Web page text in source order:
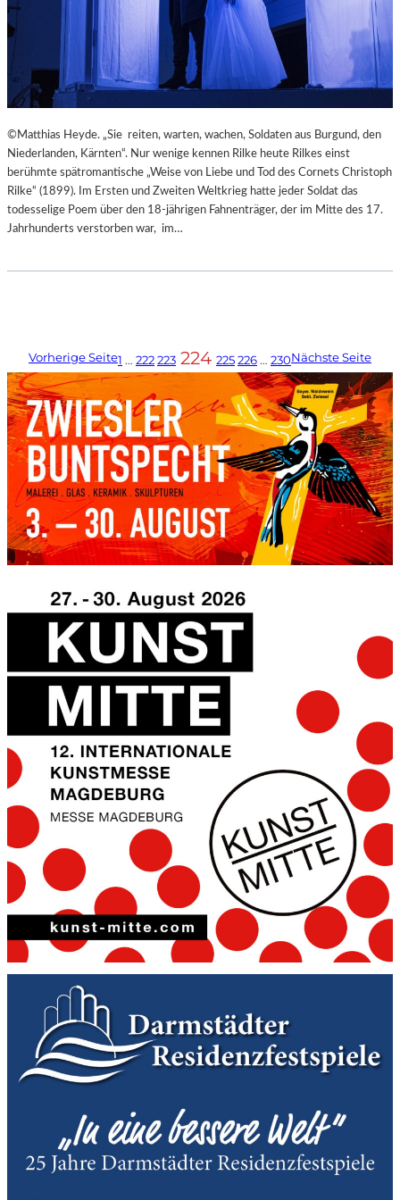
©Matthias Heyde. „Sie reiten, warten, wachen, Soldaten aus Burgund, den
Niederlanden, Kärnten“. Nur wenige kennen Rilke heute Rilkes einst
berühmte spätromantische „Weise von Liebe und Tod des Cornets Christoph
Rilke“ (1899). Im Ersten und Zweiten Weltkrieg hatte jeder Soldat das
todesselige Poem über den 18-jährigen Fahnenträger, der im Mitte des 17.
Jahrhunderts verstorben war, im…
Vorherige Seite1 … 222223 224 225226 … 230Nächste Seite